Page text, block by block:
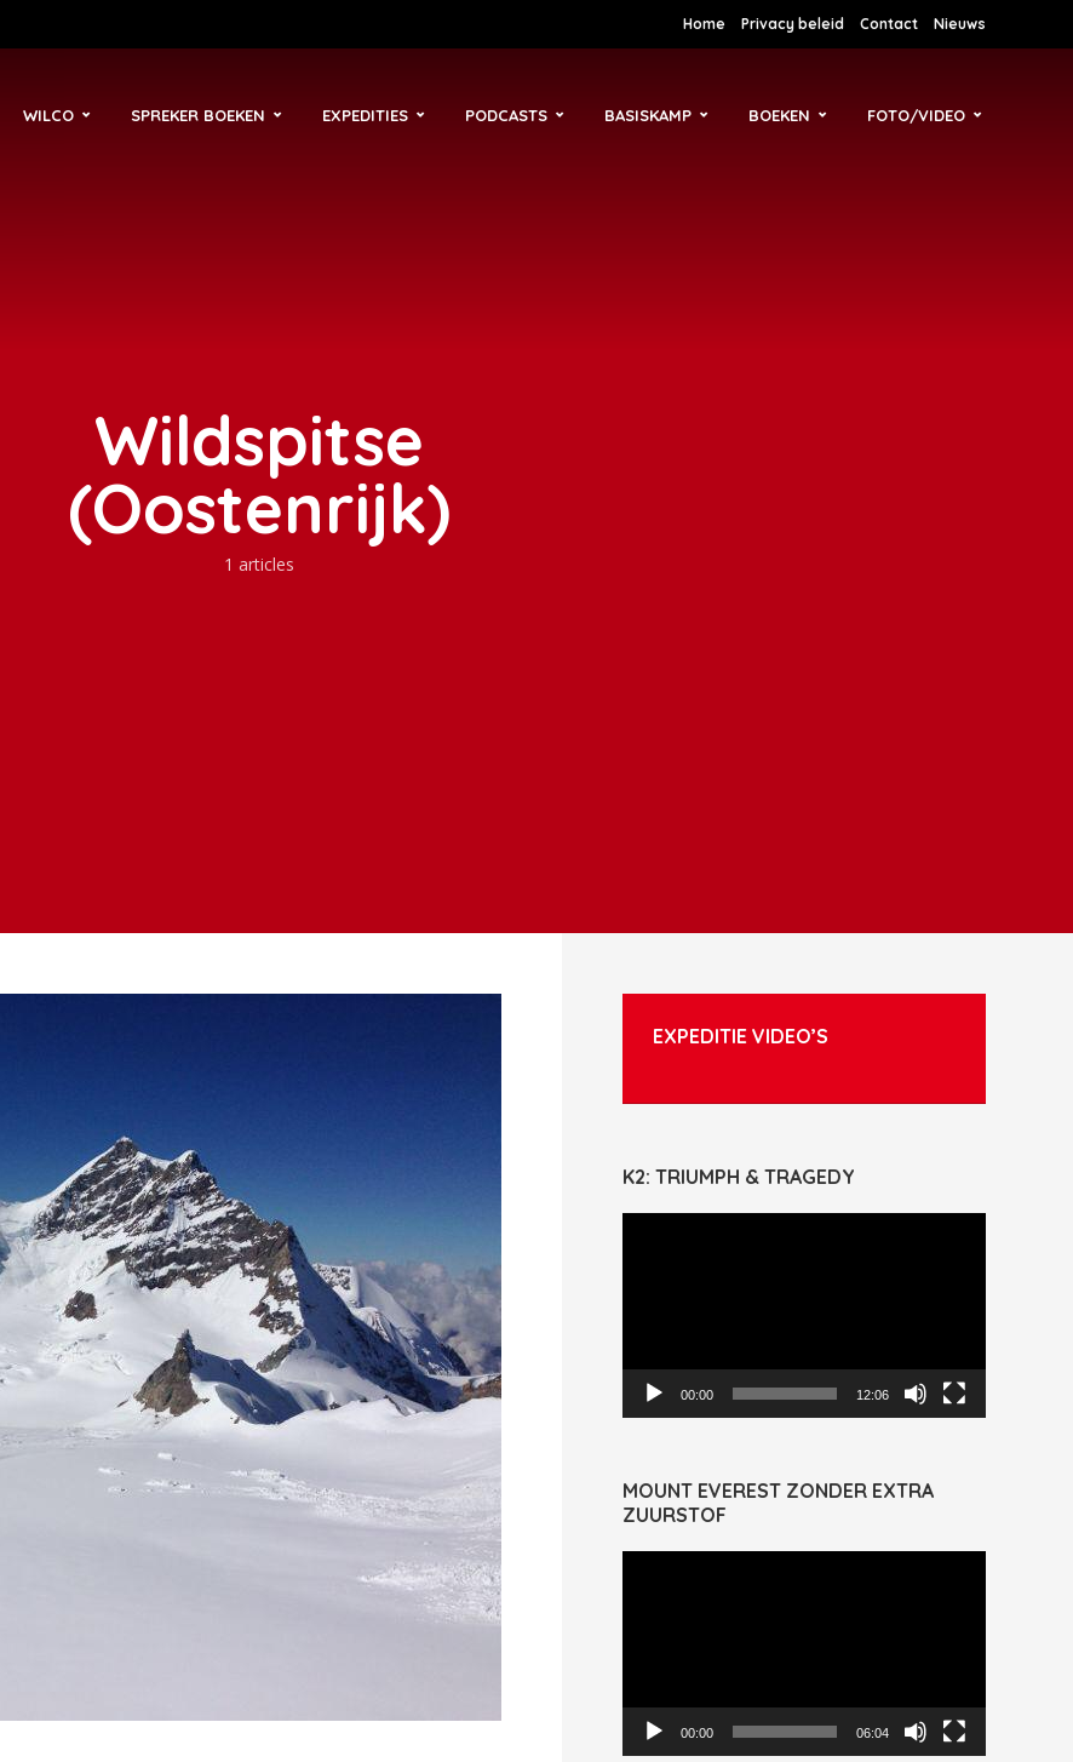
Home Privacy beleid Contact Nieuws
WILCO SPREKER BOEKEN EXPEDITIES PODCASTS BASISKAMP BOEKEN FOTO/VIDEO
Wildspitse
(Oostenrijk)
1 articles
EXPEDITIE VIDEO’S
K2: TRIUMPH & TRAGEDY
00:00 12:06
MOUNT EVEREST ZONDER EXTRA
ZUURSTOF
00:00 06:04